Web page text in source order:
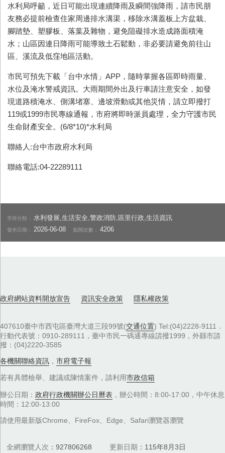
水利局呼籲，近日可能出現連續降雨及瞬間強降雨，請市民朋
友務必提前檢查住家周邊排水溝渠，移除水溝蓋板上方盆栽、
腳踏墊、塑膠板、落葉及雜物，避免阻礙排水造成路面積淹
水；山區因連日降雨可能導致土石鬆動，非必要請避免前往山
區、溪流及低窪地區活動。
市民可預先下載「台中水情」APP，隨時掌握各區即時雨量、
水位及淹水警戒資訊。大雨期間外出及行車請注意安全，如發
現道路積淹水、側溝堵塞、邊坡滑動或其他災情，請立即撥打
119或1999市民專線通報，市府將即時派員處理，全力守護市民
生命財產安全。(6/8*10)*水利局
聯絡人:台中市政府水利局
聯絡電話:04-22289111
市府分類： 水利發展,生活安全,警政消防,區里行政,生活資訊
發布日期： 2026-06-08 點閱次數：4206
政府網站資料開放宣告 資訊安全政策 隱私權政策
407610臺中市西屯區臺灣大道三段99號(交通位置) Tel:(04)2228-9111．
行動代表號：0910-289111，臺中市民一碼通專線請撥1999，外縣市請
撥：(04)2220-3585
各機關聯絡資訊 ， 市府電子報
若有具體檢舉、建議或陳情案件，請利用市政信箱
辦公日期： 政府行政機關辦公日曆表 ，辦公時間：8:00-17:00，中午休息
時間：12:00-13:00
請使用最新版Chrome、FireFox、Edge、Safari瀏覽器瀏覽
全網瀏覽人次 927806268 更新日期 115年8月3日